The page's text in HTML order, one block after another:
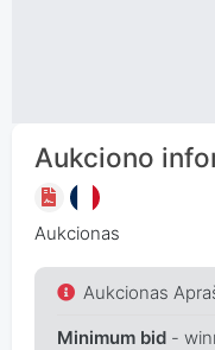
Aukciono
Aukcionas
Aukcionas
Minimum bid-